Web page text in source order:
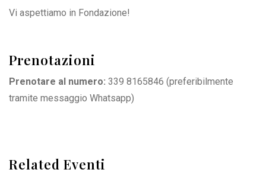
Vi aspettiamo in Fondazione!
Prenotazioni
Prenotare al numero: 339 8165846 (preferibilmente
tramite messaggio Whatsapp)
Related Eventi